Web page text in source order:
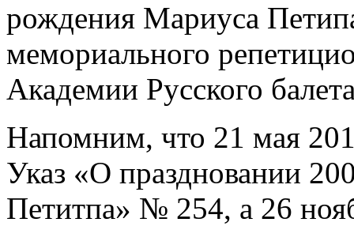
рождения Мариуса
мемориального
Академии Русского
Напомним, что 21 мая
Указ «О праздновании
Петитпа» № 254, а 26